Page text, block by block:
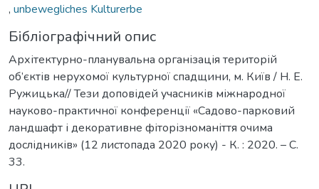
, unbewegliches Kulturerbe
Бібліографічний опис
Архітектурно-планувальна організація територій
об’єктів нерухомої культурної спадщини, м. Київ / Н. Е.
Ружицька// Тези доповідей учасників міжнародної
науково-практичної конференції «Садово-парковий
ландшафт і декоративне фіторізноманіття очима
дослідників» (12 листопада 2020 року) - К. : 2020. – С.
33.